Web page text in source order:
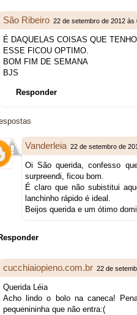
São Ribeiro 22 de setembro de 2012 às
É DAQUELAS COISAS QUE
ESSE FICOU OPTIMO.
BOM FIM DE SEMANA
BJS
Responder
Vanderleia 22 de setembro de
Oi São querida, confesso
surpreendi, ficou bom.
É claro que não subistitui
lanchinho rápido é ideal.
Beijos querida e um ótimo
cucchiaiopieno.com.br 22 de
Querida Léia
Acho lindo o bolo na caneca!
pequenininha que não entra:(